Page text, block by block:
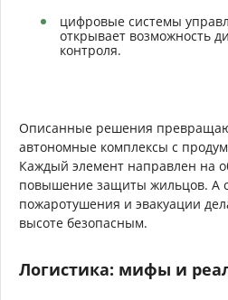
цифровые системы
открывает возможность
контроля.
Описанные решения
автономные комплексы с
Каждый элемент направлен на
повышение защиты жильцов. А
пожаротушения и эвакуации
высоте безопасным.
Логистика: мифы и